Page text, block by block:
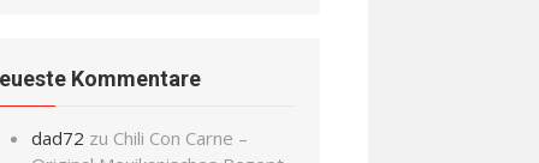
Kommentare
dad72 zu Chili Con Carne –